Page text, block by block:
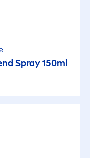
Spray 150ml